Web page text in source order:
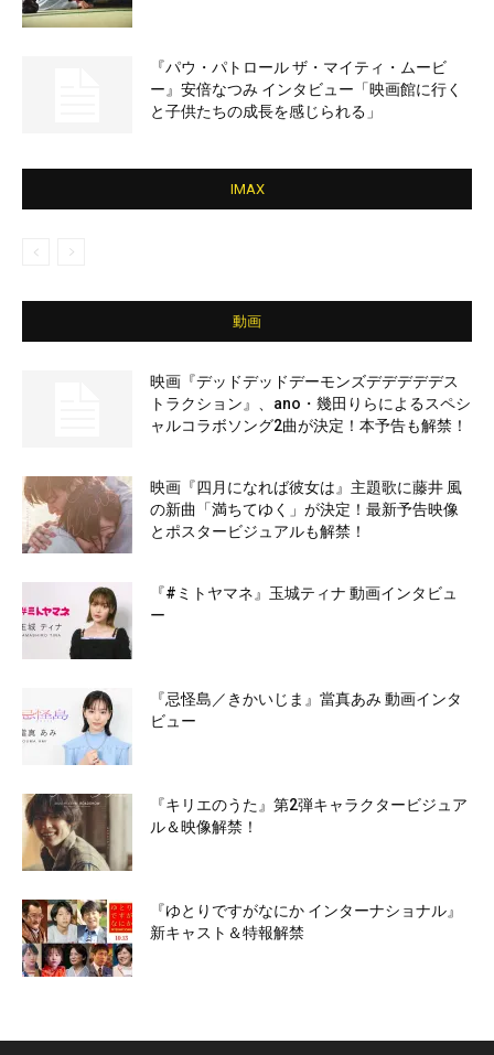
『パウ・パトロール ザ・マイティ・ムービ
ー』安倍なつみ インタビュー「映画館に行く
と子供たちの成長を感じられる」
IMAX
動画
映画『デッドデッドデーモンズデデデデデス
トラクション』、ano・幾田りらによるスペシ
ャルコラボソング2曲が決定！本予告も解禁！
映画『四月になれば彼女は』主題歌に藤井 風
の新曲「満ちてゆく」が決定！最新予告映像
とポスタービジュアルも解禁！
『#ミトヤマネ』玉城ティナ 動画インタビュ
ー
『忌怪島／きかいじま』當真あみ 動画インタ
ビュー
『キリエのうた』第2弾キャラクタービジュア
ル＆映像解禁！
『ゆとりですがなにか インターナショナル』
新キャスト＆特報解禁